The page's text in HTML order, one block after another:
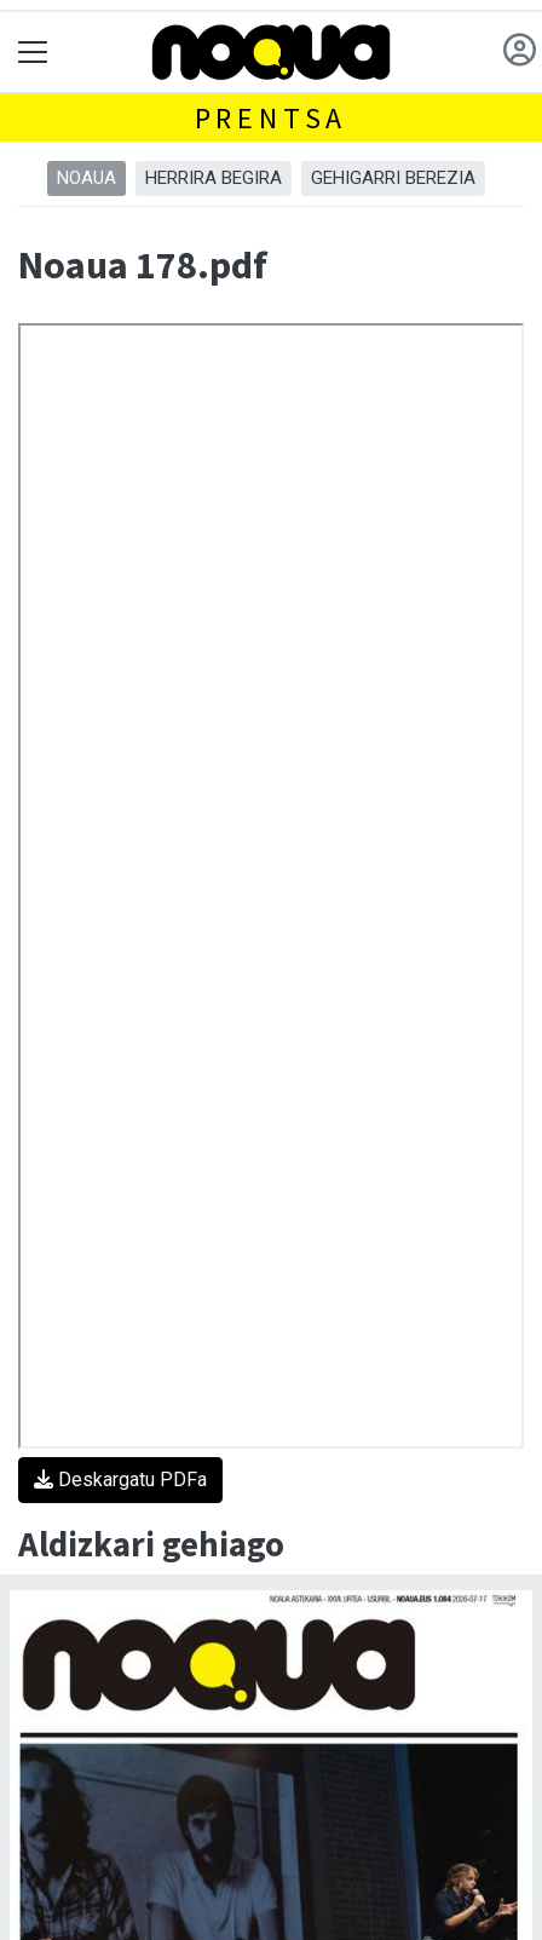
PRENTSA
NOAUA HERRIRA BEGIRA GEHIGARRI BEREZIA
Noaua 178.pdf
Deskargatu PDFa
Aldizkari gehiago